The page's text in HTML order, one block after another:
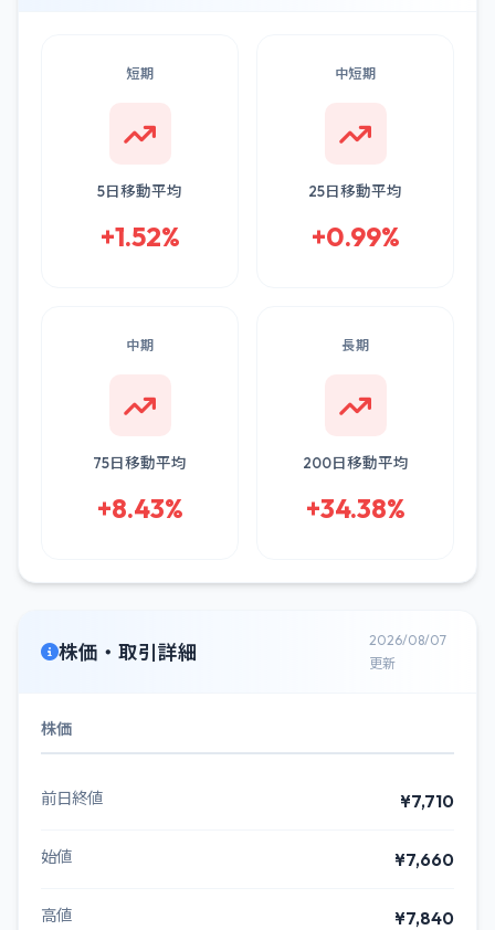
短期
5日移動平均
+1.52%
中短期
25日移動平均
+0.99%
中期
75日移動平均
+8.43%
長期
200日移動平均
+34.38%
株価・取引詳細
2026/08/07
更新
株価
前日終値 ¥7,710
始値 ¥7,660
高値 ¥7,840